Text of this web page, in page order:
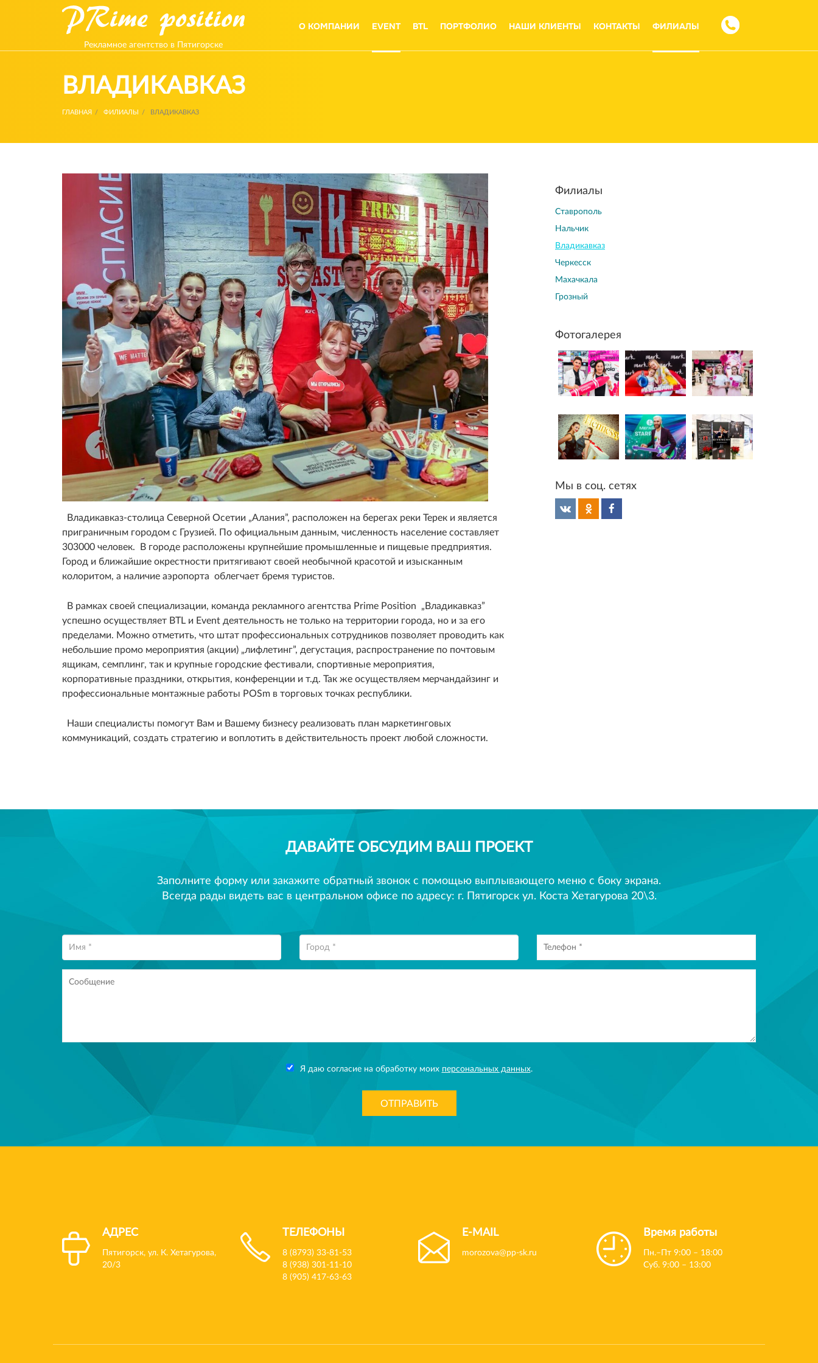
Рекламное агентство в Пятигорске
О КОМПАНИИ EVENT BTL ПОРТФОЛИО НАШИ КЛИЕНТЫ КОНТАКТЫ ФИЛИАЛЫ
ВЛАДИКАВКАЗ
ГЛАВНАЯ ФИЛИАЛЫ ВЛАДИКАВКАЗ
Владикавказ-столица Северной Осетии „Алания”, расположен на берегах реки Терек и является
приграничным городом с Грузией. По официальным данным, численность население составляет
303000 человек. В городе расположены крупнейшие промышленные и пищевые предприятия.
Город и ближайшие окрестности притягивают своей необычной красотой и изысканным
колоритом, а наличие аэропорта облегчает бремя туристов.
В рамках своей специализации, команда рекламного агентства Prime Position „Владикавказ”
успешно осуществляет BTL и Event деятельность не только на территории города, но и за его
пределами. Можно отметить, что штат профессиональных сотрудников позволяет проводить как
небольшие промо мероприятия (акции) „лифлетинг”, дегустация, распространение по почтовым
ящикам, семплинг, так и крупные городские фестивали, спортивные мероприятия,
корпоративные праздники, открытия, конференции и т.д. Так же осуществляем мерчандайзинг и
профессиональные монтажные работы POSm в торговых точках республики.
Наши специалисты помогут Вам и Вашему бизнесу реализовать план маркетинговых
коммуникаций, создать стратегию и воплотить в действительность проект любой сложности.
Филиалы
Ставрополь
Нальчик
Владикавказ
Черкесcк
Махачкала
Грозный
Фотогалерея
Мы в соц. сетях
ДАВАЙТЕ ОБСУДИМ ВАШ ПРОЕКТ
Заполните форму или закажите обратный звонок с помощью выплывающего меню с боку экрана.
Всегда рады видеть вас в центральном офисе по адресу: г. Пятигорск ул. Коста Хетагурова 20\3.
Я даю согласие на обработку моих персональных данных.
ОТПРАВИТЬ
АДРЕС
Пятигорск, ул. К. Хетагурова,
20/3
ТЕЛЕФОНЫ
8 (8793) 33-81-53
8 (938) 301-11-10
8 (905) 417-63-63
E-MAIL
morozova@pp-sk.ru
Время работы
Пн.–Пт 9:00 – 18:00
Суб. 9:00 – 13:00